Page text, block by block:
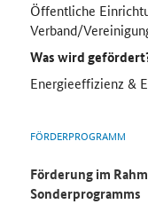
Öffentliche
Verband/
Was wird
Energieeffizienz &
FÖRDERPROGRAMM
Förderung im
Sonderprogramms